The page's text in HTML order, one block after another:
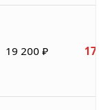
19 200 ₽ 17